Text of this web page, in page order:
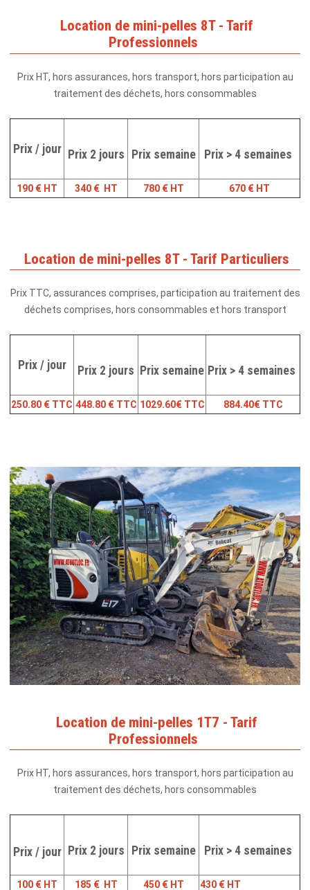
Location de mini-pelles 8T - Tarif
Professionnels
Prix HT, hors assurances, hors transport, hors participation au
traitement des déchets, hors consommables
Prix / jour Prix 2 jours Prix semaine Prix > 4 semaines
190 € HT 340 € HT 780 € HT 670 € HT
Location de mini-pelles 8T - Tarif Particuliers
Prix TTC, assurances comprises, participation au traitement des
déchets comprises, hors consommables et hors transport
Prix / jour Prix 2 jours Prix semaine Prix > 4 semaines
250.80 € TTC 448.80 € TTC 1029.60€ TTC 884.40€ TTC
Location de mini-pelles 1T7 - Tarif
Professionnels
Prix HT, hors assurances, hors transport, hors participation au
traitement des déchets, hors consommables
Prix / jour Prix 2 jours Prix semaine Prix > 4 semaines
100 € HT 185 € HT 450 € HT 430 € HT